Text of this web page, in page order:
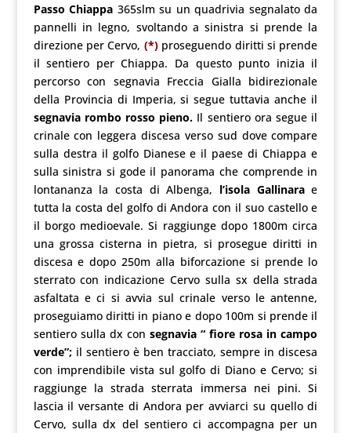
Passo Chiappa 365slm su un quadrivia segnalato da
pannelli in legno, svoltando a sinistra si prende la
direzione per Cervo, (*) proseguendo diritti si prende
il sentiero per Chiappa. Da questo punto inizia il
percorso con segnavia Freccia Gialla bidirezionale
della Provincia di Imperia, si segue tuttavia anche il
segnavia rombo rosso pieno. Il sentiero ora segue il
crinale con leggera discesa verso sud dove compare
sulla destra il golfo Dianese e il paese di Chiappa e
sulla sinistra si gode il panorama che comprende in
lontananza la costa di Albenga, l’isola Gallinarae
tutta la costa del golfo di Andora con il suo castello e
il borgo medioevale. Si raggiunge dopo 1800m circa
una grossa cisterna in pietra, si prosegue diritti in
discesa e dopo 250m alla biforcazione si prende lo
sterrato con indicazione Cervo sulla sx della strada
asfaltata e ci si avvia sul crinale verso le antenne,
proseguiamo diritti in piano e dopo 100m si prende il
sentiero sulla dx con segnavia “ fiore rosa in campo
verde”;il sentiero è ben tracciato, sempre in discesa
con imprendibile vista sul golfo di Diano e Cervo; si
raggiunge la strada sterrata immersa nei pini. Si
lascia il versante di Andora per avviarci su quello di
Cervo, sulla dx del sentiero ci accompagna per un